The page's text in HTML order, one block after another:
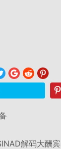
解码大酬宾